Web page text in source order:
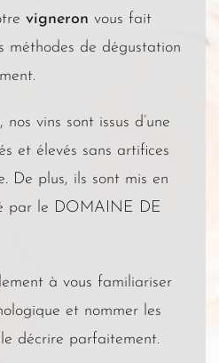
vigneron vous fait
méthodes de dégustation
nos vins sont issus d’une
et élevés sans artifices
De plus, ils sont mis en
par le DOMAINE DE
à vous familiariser
et nommer les
décrire parfaitement.